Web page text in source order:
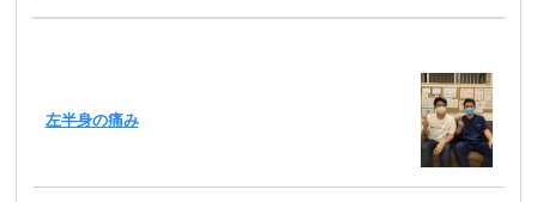
左半身の痛み